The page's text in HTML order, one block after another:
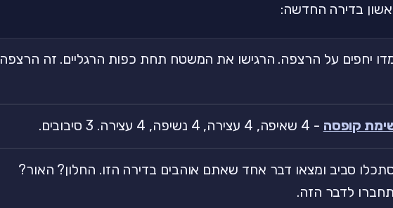
בדירה החדשה:
יחפים על הרצפה. הרגישו את המשטח תחת כפות הרגליים. זה הרצפה
קופסה - 4 שאיפה, 4 עצירה, 4 נשיפה, 4 עצירה. 3 סיבובים.
סביב ומצאו דבר אחד שאתם אוהבים בדירה הזו. החלון? האור?
לדבר הזה.